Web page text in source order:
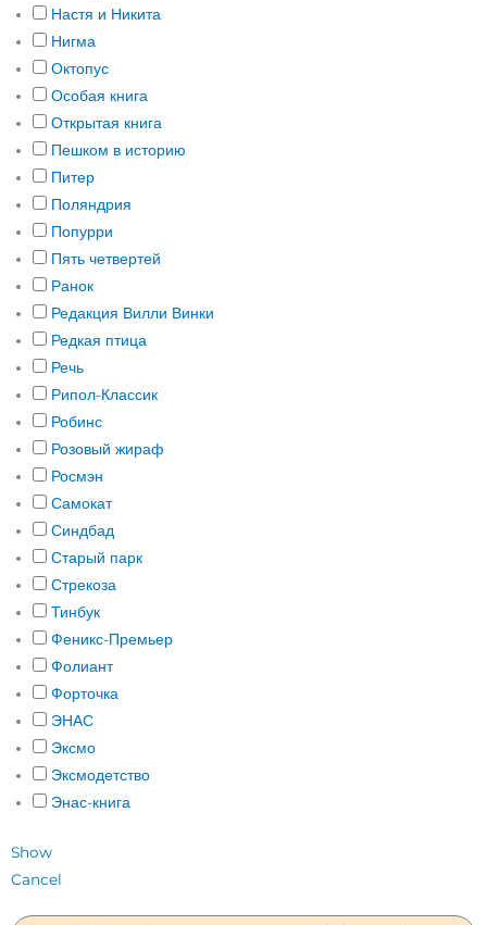
Настя и Никита
Нигма
Октопус
Особая книга
Открытая книга
Пешком в историю
Питер
Поляндрия
Попурри
Пять четвертей
Ранок
Редакция Вилли Винки
Редкая птица
Речь
Рипол-Классик
Робинс
Розовый жираф
Росмэн
Самокат
Синдбад
Старый парк
Стрекоза
Тинбук
Феникс-Премьер
Фолиант
Форточка
ЭНАС
Эксмо
Эксмодетство
Энас-книга
Show
Cancel